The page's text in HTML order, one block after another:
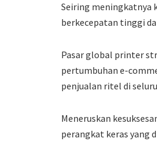
Seiring meningkatnya
berkecepatan tinggi
Pasar global printer
pertumbuhan e-
penjualan ritel di
Meneruskan
perangkat keras yang